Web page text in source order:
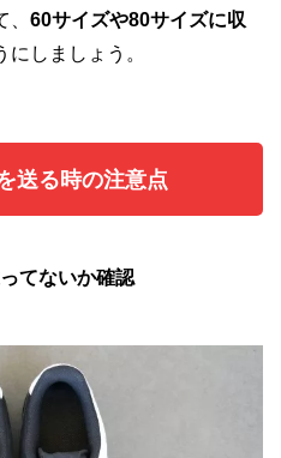
60サイズや80サイズに収
にしましょう。
送る時の注意点
てないか確認